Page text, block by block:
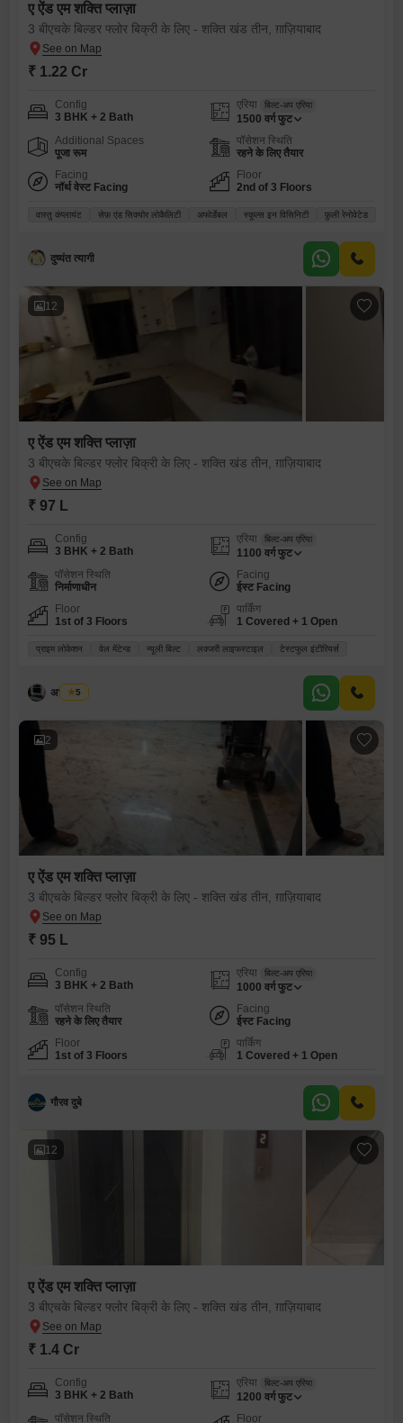
ए ऐंड एम शक्ति प्लाज़ा
3 बीएचके बिल्डर फ्लोर बिक्री के लिए - शक्ति खंड तीन, ग़ाज़ियाबाद
₹ 1.22 Cr
Config
3 BHK + 2 Bath
एरिया बिल्ट-अप एरिया
1500 वर्ग फुट
Additional Spaces
पूजा रूम
पॉसेशन स्थिति
रहने के लिए तैयार
Facing
नॉर्थ वेस्ट Facing
Floor
2nd of 3 Floors
वास्तु कंप्लायंट सेफ़ एंड सिक्योर लोकैलिटी अफोर्डेबल स्कूल्स इन विसिनिटी फ़ुली रेनोवेटेड
दुष्यंत त्यागी
12
ए ऐंड एम शक्ति प्लाज़ा
3 बीएचके बिल्डर फ्लोर बिक्री के लिए - शक्ति खंड तीन, ग़ाज़ियाबाद
₹ 97 L
Config
3 BHK + 2 Bath
एरिया बिल्ट-अप एरिया
1100 वर्ग फुट
पॉसेशन स्थिति
निर्माणाधीन
Facing
ईस्ट Facing
Floor
1st of 3 Floors
पार्किंग
1 Covered + 1 Open
प्राइम लोकेशन वेल मेंटेन्ड न्यूली बिल्ट लक्जरी लाइफस्टाइल टेस्टफुल इंटीरियर्स
अभय धैया
5
2
ए ऐंड एम शक्ति प्लाज़ा
3 बीएचके बिल्डर फ्लोर बिक्री के लिए - शक्ति खंड तीन, ग़ाज़ियाबाद
₹ 95 L
Config
3 BHK + 2 Bath
एरिया बिल्ट-अप एरिया
1000 वर्ग फुट
पॉसेशन स्थिति
रहने के लिए तैयार
Facing
ईस्ट Facing
Floor
1st of 3 Floors
पार्किंग
1 Covered + 1 Open
गौरव दुबे
12
ए ऐंड एम शक्ति प्लाज़ा
3 बीएचके बिल्डर फ्लोर बिक्री के लिए - शक्ति खंड तीन, ग़ाज़ियाबाद
₹ 1.4 Cr
Config
3 BHK + 2 Bath
एरिया बिल्ट-अप एरिया
1200 वर्ग फुट
पॉसेशन स्थिति
Floor